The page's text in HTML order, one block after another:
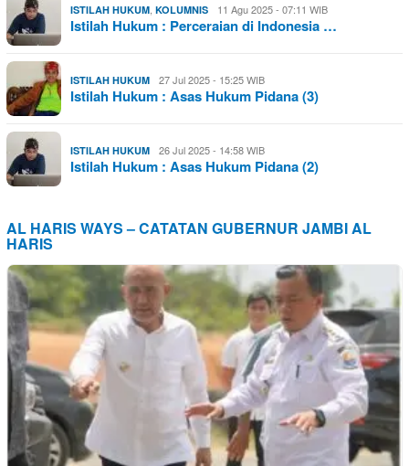
ISTILAH HUKUM, KOLUMNIS 11 Agu 2025 - 07:11 WIB
Istilah Hukum : Perceraian di Indonesia …
ISTILAH HUKUM 27 Jul 2025 - 15:25 WIB
Istilah Hukum : Asas Hukum Pidana (3)
ISTILAH HUKUM 26 Jul 2025 - 14:58 WIB
Istilah Hukum : Asas Hukum Pidana (2)
AL HARIS WAYS – CATATAN GUBERNUR JAMBI AL
HARIS